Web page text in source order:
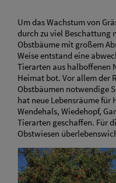
Um das Wachstum von
durch zu viel Beschattung
Obstbäume mit großem
Weise entstand eine
Tierarten aus halboffenen
Heimat bot. Vor allem der
Obstbäumen notwendige
hat neue Lebensräume
Wendehals, Wiedehopf,
Tierarten geschaffen. Für
Obstwiesen